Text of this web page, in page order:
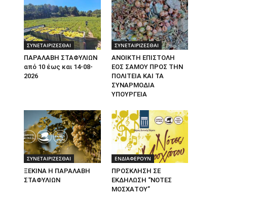
ΣΥΝΕΤΑΙΡΙΖΕΣΘΑΙ
ΠΑΡΑΛΑΒΗ ΣΤΑΦΥΛΙΩΝ
από 10 έως και 14-08-
2026
ΣΥΝΕΤΑΙΡΙΖΕΣΘΑΙ
ΑΝΟΙΚΤΗ ΕΠΙΣΤΟΛΗ
ΕΟΣ ΣΑΜΟΥ ΠΡΟΣ ΤΗΝ
ΠΟΛΙΤΕΙΑ ΚΑΙ ΤΑ
ΣΥΝΑΡΜΟΔΙΑ
ΥΠΟΥΡΓΕΙΑ
ΣΥΝΕΤΑΙΡΙΖΕΣΘΑΙ
ΞΕΚΙΝΑ Η ΠΑΡΑΛΑΒΗ
ΣΤΑΦΥΛΙΩΝ
ΕΝΔΙΑΦΕΡΟΥΝ
ΠΡΟΣΚΛΗΣΗ ΣΕ
ΕΚΔΗΛΩΣΗ “ΝΟΤΕΣ
ΜΟΣΧΑΤΟΥ”